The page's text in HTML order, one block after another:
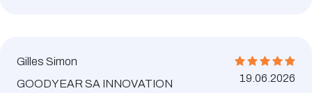
Gilles Simon
GOODYEAR SA INNOVATION
19.06.2026